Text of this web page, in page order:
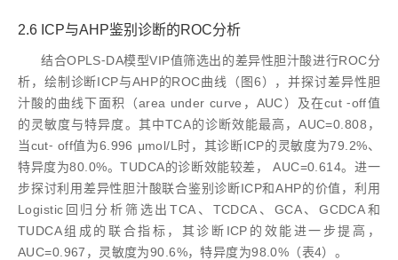
2.6 ICP与AHP鉴别诊断的ROC分析
结合OPLS⁃DA模型VIP值筛选出的差异性胆汁酸进行ROC分
析，绘制诊断ICP与AHP的ROC曲线（图6），并探讨差异性胆
汁酸的曲线下面积（area under curve，AUC）及在cut ⁃off值
的灵敏度与特异度。其中TCA的诊断效能最高，AUC=0.808，
当cut⁃ off值为6.996 μmol/L时，其诊断ICP的灵敏度为79.2%、
特异度为80.0%。TUDCA的诊断效能较差， AUC=0.614。进一
步探讨利用差异性胆汁酸联合鉴别诊断ICP和AHP的价值，利用
Logistic回归分析筛选出TCA、TCDCA、GCA、GCDCA和
TUDCA组成的联合指标，其诊断ICP的效能进一步提高，
AUC=0.967，灵敏度为90.6%，特异度为98.0%（表4）。